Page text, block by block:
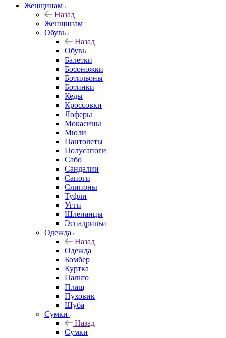
Женщинам
Назад
Женщинам
Обувь
Назад
Обувь
Балетки
Босоножки
Ботильоны
Ботинки
Кеды
Кроссовки
Лоферы
Мокасины
Мюли
Пантолеты
Полусапоги
Сабо
Сандалии
Сапоги
Слипоны
Туфли
Угги
Шлепанцы
Эспадрильи
Одежда
Назад
Одежда
Бомбер
Куртка
Пальто
Плащ
Пуховик
Шуба
Сумки
Назад
Сумки